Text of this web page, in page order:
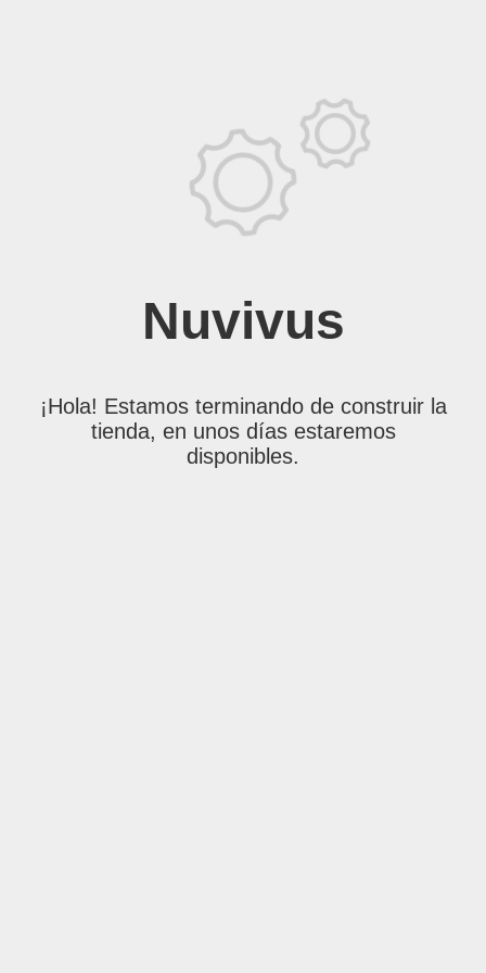
Nuvivus
¡Hola! Estamos terminando de construir la
tienda, en unos días estaremos
disponibles.